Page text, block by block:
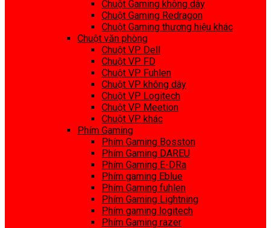
Chuột Gaming không dây
Chuột Gaming Redragon
Chuột Gaming thương hiệu khác
Chuột văn phòng
Chuột VP Dell
Chuột VP FD
Chuột VP Fuhlen
Chuột VP không dây
Chuột VP Logitech
Chuột VP Meetion
Chuột VP khác
Phím Gaming
Phím Gaming Bosston
Phím Gaming DAREU
Phím Gaming E-DRa
Phím gaming Eblue
Phím Gaming fuhlen
Phím Gaming Lightning
Phím gaming logitech
Phím Gaming razer